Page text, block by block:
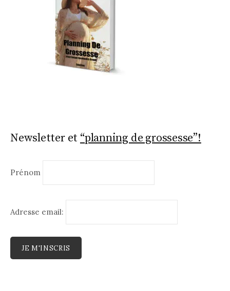
Newsletter et “planning de grossesse”!
Prénom
Adresse email: